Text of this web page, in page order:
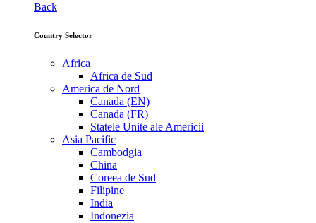
Back
Country Selector
Africa
Africa de Sud
America de Nord
Canada (EN)
Canada (FR)
Statele Unite ale Americii
Asia Pacific
Cambodgia
China
Coreea de Sud
Filipine
India
Indonezia